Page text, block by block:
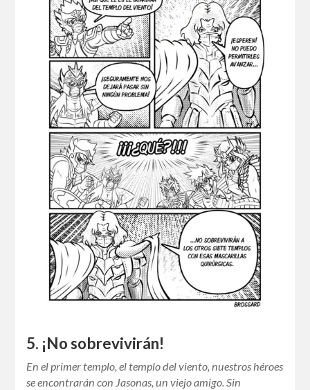
5. ¡No sobrevivirán!
En el primer templo, el templo del viento, nuestros héroes
se encontrarán con Jasonas, un viejo amigo. Sin